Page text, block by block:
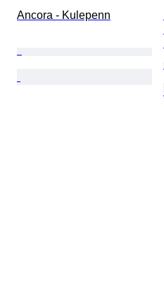
Ancora - Kulepenn